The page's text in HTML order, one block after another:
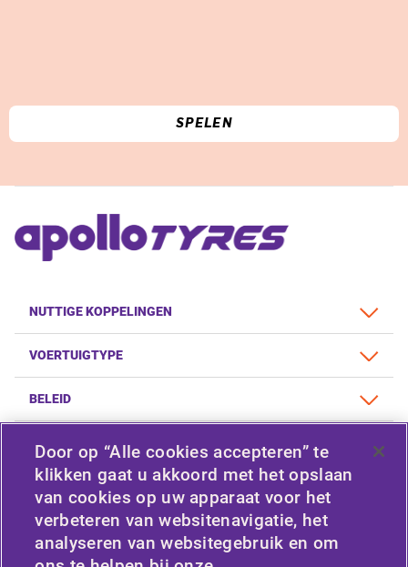
SPELEN
NUTTIGE KOPPELINGEN
VOERTUIGTYPE
BELEID
BEDRIJF
VERBONDEN BLIJVEN
Facebook
Twitter
Door op “Alle cookies accepteren” te
klikken gaat u akkoord met het opslaan
van cookies op uw apparaat voor het
verbeteren van websitenavigatie, het
analyseren van websitegebruik en om